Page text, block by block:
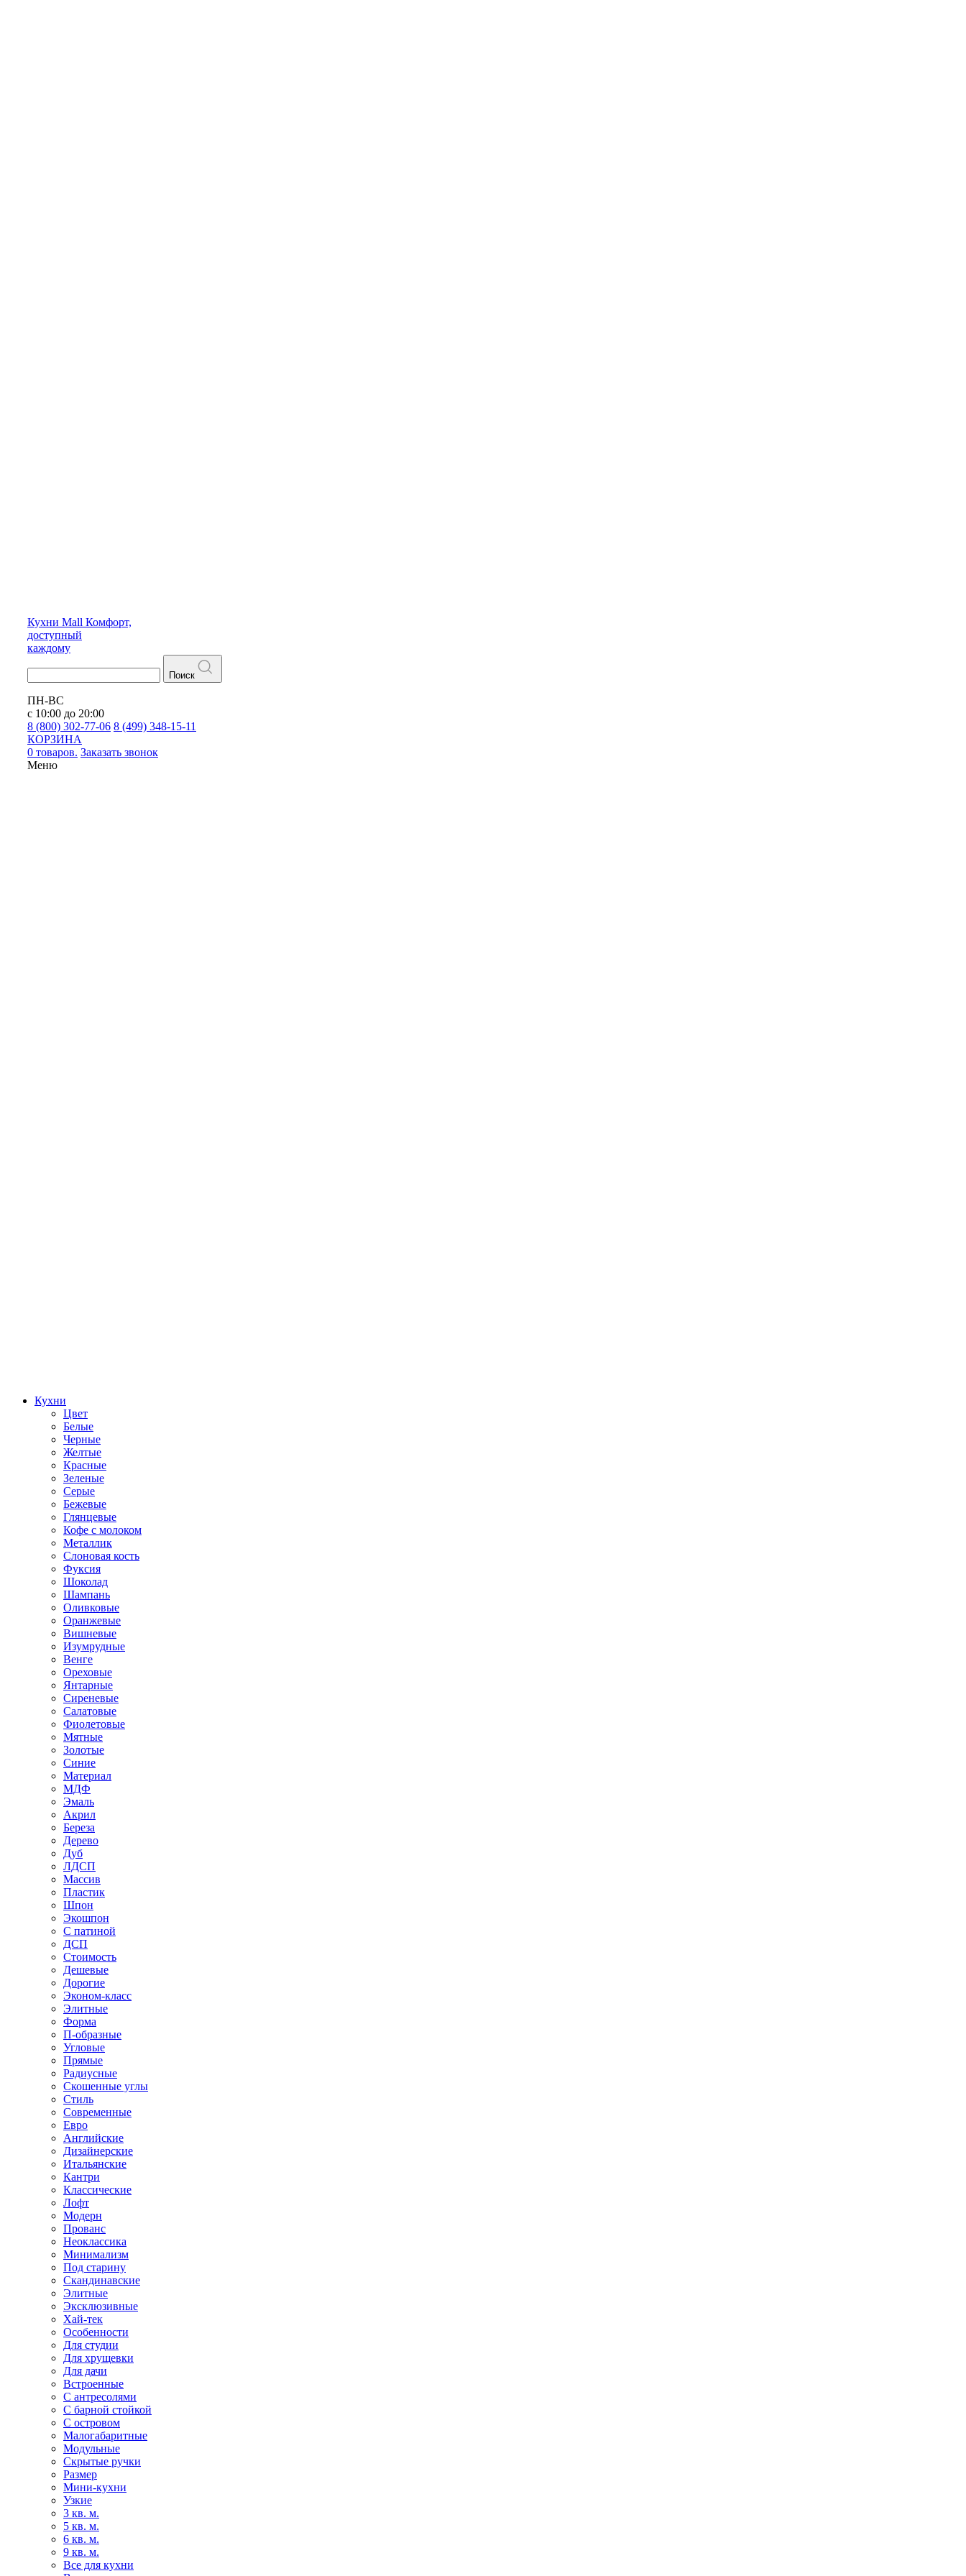
Кухни Mall Комфорт,
доступный
каждому
Поиск
ПН-ВС
с 10:00 до 20:00
8 (800) 302-77-06 8 (499) 348-15-11
КОРЗИНА
0 товаров. Заказать звонок
Меню
Кухни
Цвет
Белые
Черные
Желтые
Красные
Зеленые
Серые
Бежевые
Глянцевые
Кофе с молоком
Металлик
Слоновая кость
Фуксия
Шоколад
Шампань
Оливковые
Оранжевые
Вишневые
Изумрудные
Венге
Ореховые
Янтарные
Сиреневые
Салатовые
Фиолетовые
Мятные
Золотые
Синие
Материал
МДФ
Эмаль
Акрил
Береза
Дерево
Дуб
ЛДСП
Массив
Пластик
Шпон
Экошпон
С патиной
ДСП
Стоимость
Дешевые
Дорогие
Эконом-класс
Элитные
Форма
П-образные
Угловые
Прямые
Радиусные
Скошенные углы
Стиль
Современные
Евро
Английские
Дизайнерские
Итальянские
Кантри
Классические
Лофт
Модерн
Прованс
Неоклассика
Минимализм
Под старину
Скандинавские
Элитные
Эксклюзивные
Хай-тек
Особенности
Для студии
Для хрущевки
Для дачи
Встроенные
С антресолями
С барной стойкой
С островом
Малогабаритные
Модульные
Скрытые ручки
Размер
Мини-кухни
Узкие
3 кв. м.
5 кв. м.
6 кв. м.
9 кв. м.
Все для кухни